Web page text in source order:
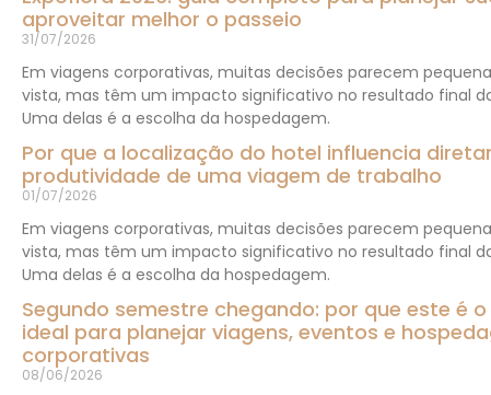
aproveitar melhor o passeio
31/07/2026
Em viagens corporativas, muitas decisões parecem
vista, mas têm um impacto significativo no resultado final
Uma delas é a escolha da hospedagem.
Por que a localização do hotel influencia
produtividade de uma viagem de trabalho
01/07/2026
Em viagens corporativas, muitas decisões parecem
vista, mas têm um impacto significativo no resultado final
Uma delas é a escolha da hospedagem.
Segundo semestre chegando: por que este é
ideal para planejar viagens, eventos e
corporativas
08/06/2026